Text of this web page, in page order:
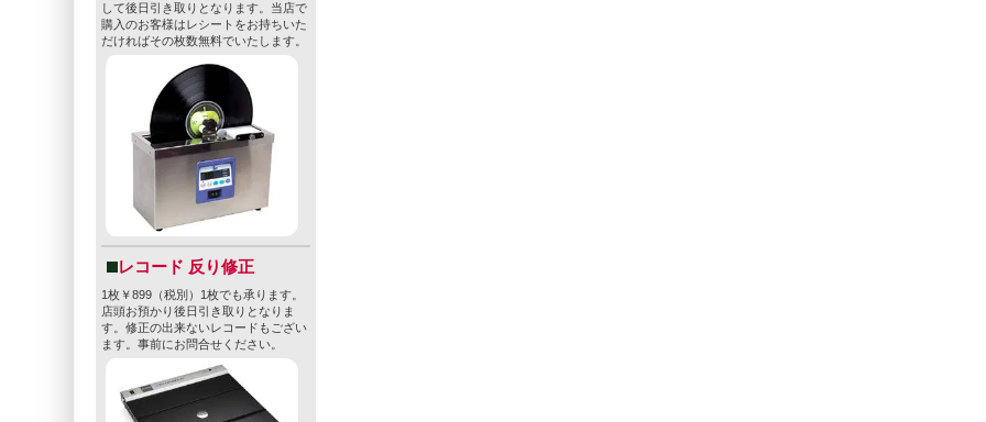
して後日引き取りとなります。当店で
購入のお客様はレシートをお持ちいた
だければその枚数無料でいたします。
レコード 反り修正
1枚￥899（税別）1枚でも承ります。
店頭お預かり後日引き取りとなりま
す。修正の出来ないレコードもござい
ます。事前にお問合せください。